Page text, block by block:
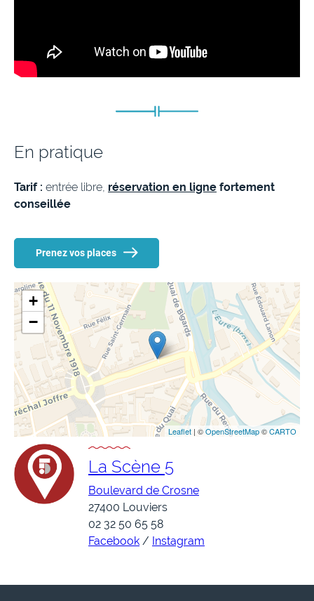
En pratique
Tarif : entrée libre, réservation en ligne fortement
conseillée
Prenez vos places
+
−
Leaflet | ©OpenStreetMap©CARTO
La Scène 5
Boulevard de Crosne
27400 Louviers
02 32 50 65 58
Facebook / Instagram